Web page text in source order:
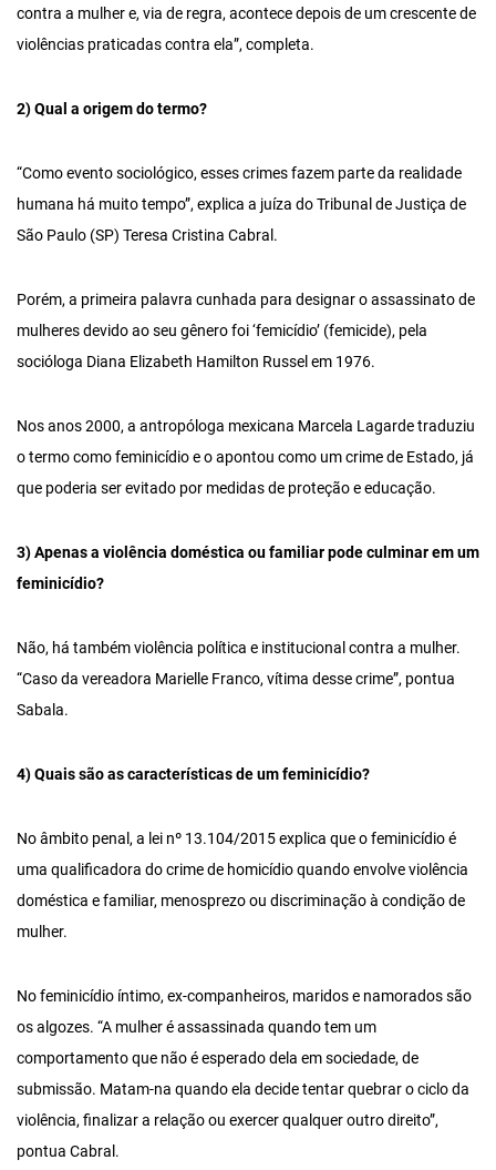
contra a mulher e, via de regra, acontece depois de um crescente de
violências praticadas contra ela”, completa.
2) Qual a origem do termo?
“Como evento sociológico, esses crimes fazem parte da realidade
humana há muito tempo”, explica a juíza do Tribunal de Justiça de
São Paulo (SP) Teresa Cristina Cabral.
Porém, a primeira palavra cunhada para designar o assassinato de
mulheres devido ao seu gênero foi ‘femicídio’ (femicide), pela
socióloga Diana Elizabeth Hamilton Russel em 1976.
Nos anos 2000, a antropóloga mexicana Marcela Lagarde traduziu
o termo como feminicídio e o apontou como um crime de Estado, já
que poderia ser evitado por medidas de proteção e educação.
3) Apenas a violência doméstica ou familiar pode culminar em um
feminicídio?
Não, há também violência política e institucional contra a mulher.
“Caso da vereadora Marielle Franco, vítima desse crime”, pontua
Sabala.
4) Quais são as características de um feminicídio?
No âmbito penal, a lei nº 13.104/2015 explica que o feminicídio é
uma qualificadora do crime de homicídio quando envolve violência
doméstica e familiar, menosprezo ou discriminação à condição de
mulher.
No feminicídio íntimo, ex-companheiros, maridos e namorados são
os algozes. “A mulher é assassinada quando tem um
comportamento que não é esperado dela em sociedade, de
submissão. Matam-na quando ela decide tentar quebrar o ciclo da
violência, finalizar a relação ou exercer qualquer outro direito”,
pontua Cabral.